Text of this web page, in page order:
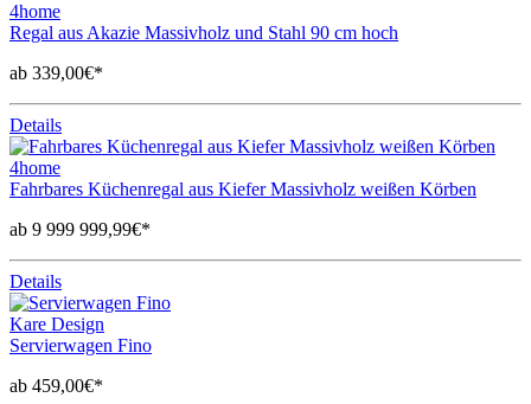
4home
Regal aus Akazie Massivholz und Stahl 90 cm hoch
ab 339,00€*
Details
4home
Fahrbares Küchenregal aus Kiefer Massivholz weißen Körben
ab 9 999 999,99€*
Details
Kare Design
Servierwagen Fino
ab 459,00€*